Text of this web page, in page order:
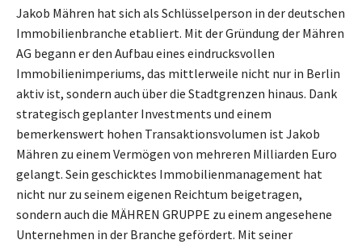
Jakob Mähren hat sich als Schlüsselperson in der deutschen
Immobilienbranche etabliert. Mit der Gründung der Mähren
AG begann er den Aufbau eines eindrucksvollen
Immobilienimperiums, das mittlerweile nicht nur in Berlin
aktiv ist, sondern auch über die Stadtgrenzen hinaus. Dank
strategisch geplanter Investments und einem
bemerkenswert hohen Transaktionsvolumen ist Jakob
Mähren zu einem Vermögen von mehreren Milliarden Euro
gelangt. Sein geschicktes Immobilienmanagement hat
nicht nur zu seinem eigenen Reichtum beigetragen,
sondern auch die MÄHREN GRUPPE zu einem angesehene
Unternehmen in der Branche gefördert. Mit seiner